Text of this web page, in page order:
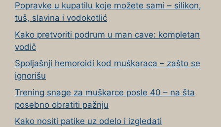
Popravke u kupatilu koje možete sami – silikon,
tuš, slavina i vodokotlić
Kako pretvoriti podrum u man cave: kompletan
vodič
Spoljašnji hemoroidi kod muškaraca – zašto se
ignorišu
Trening snage za muškarce posle 40 – na šta
posebno obratiti pažnju
Kako nositi patike uz odelo i izgledati